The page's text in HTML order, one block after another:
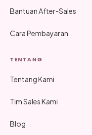
Bantuan After-Sales
Cara Pembayaran
TENTANG
Tentang Kami
Tim Sales Kami
Blog